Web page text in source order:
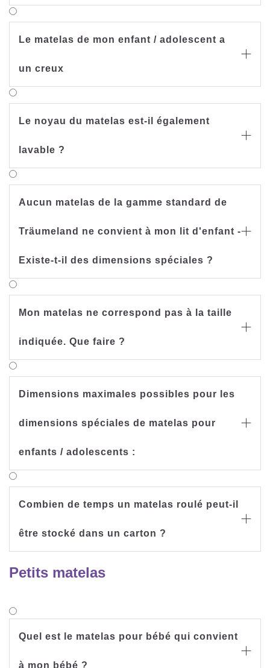
Le matelas de mon enfant / adolescent a
un creux

Le noyau du matelas est-il également
lavable ?

Aucun matelas de la gamme standard de
Träumeland ne convient à mon lit d'enfant -
Existe-t-il des dimensions spéciales ?

Mon matelas ne correspond pas à la taille
indiquée. Que faire ?

Dimensions maximales possibles pour les
dimensions spéciales de matelas pour
enfants / adolescents :

Combien de temps un matelas roulé peut-il
être stocké dans un carton ?

Petits matelas
Quel est le matelas pour bébé qui convient
à mon bébé ?
